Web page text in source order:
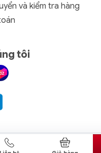
và kiểm tra hàng
tôi